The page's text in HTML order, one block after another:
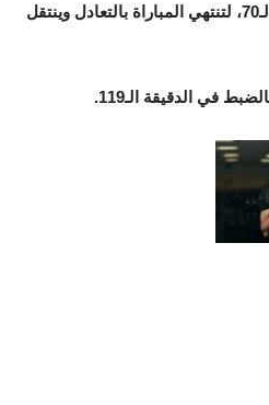
النتيجة بهدف دونيز إينداف عبر تمريرة حاسمة لبلال الخنوس في الدقيقة الـ70، لتنتهي المباراة بالتعادل وينتقل
في الدقيقة الـ119.